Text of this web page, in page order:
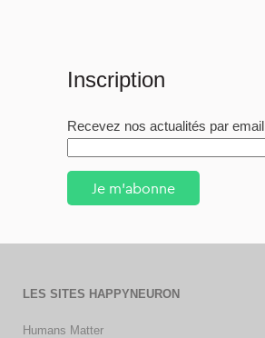
Inscription
Recevez nos actualités par email
Je m'abonne
LES SITES HAPPYNEURON
Humans Matter